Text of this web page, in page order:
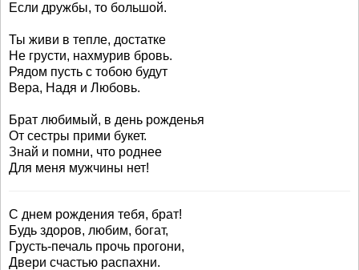
Если дружбы, то большой.
Ты живи в тепле, достатке
Не грусти, нахмурив бровь.
Рядом пусть с тобою будут
Вера, Надя и Любовь.
Брат любимый, в день рожденья
От сестры прими букет.
Знай и помни, что роднее
Для меня мужчины нет!
С днем рождения тебя, брат!
Будь здоров, любим, богат,
Грусть-печаль прочь прогони,
Двери счастью распахни.